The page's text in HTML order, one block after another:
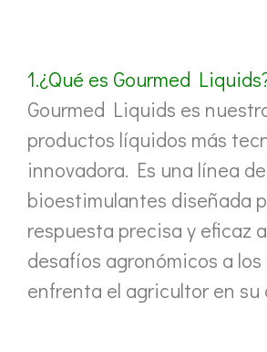
1.¿Qué es Gourmed
Gourmed Liquids es
productos líquidos más
innovadora. Es una línea de
bioestimulantes diseñada
respuesta precisa y eficaz
desafíos agronómicos a los
enfrenta el agricultor en su